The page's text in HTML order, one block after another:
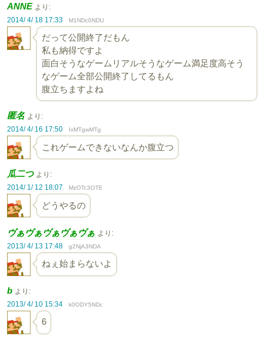
ANNE より:
2014/ 4/ 18 17:33
M1NDc0NDU
だって公開終了だもん
私も納得ですよ
面白そうなゲームリアルそうなゲーム満足度高そう
なゲーム全部公開終了してるもん
腹立ちますよね
匿名 より:
2014/ 4/ 16 17:50
IxMTgwMTg
これゲームできないなんか腹立つ
瓜二つ より:
2014/ 1/ 12 18:07
MzOTc3OTE
どうやるの
ヴぁヴぁヴぁヴぁヴぁ より:
2013/ 4/ 13 17:48
g2NjA3NDA
ねぇ始まらないよ
b より:
2013/ 4/ 10 15:34
k0ODY5NDc
6